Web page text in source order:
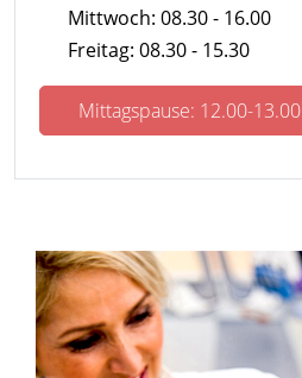
Mittwoch: 08.30 - 16.00
Freitag: 08.30 - 15.30
Mittagspause: 12.00-13.00